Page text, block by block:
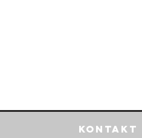
Kontakt